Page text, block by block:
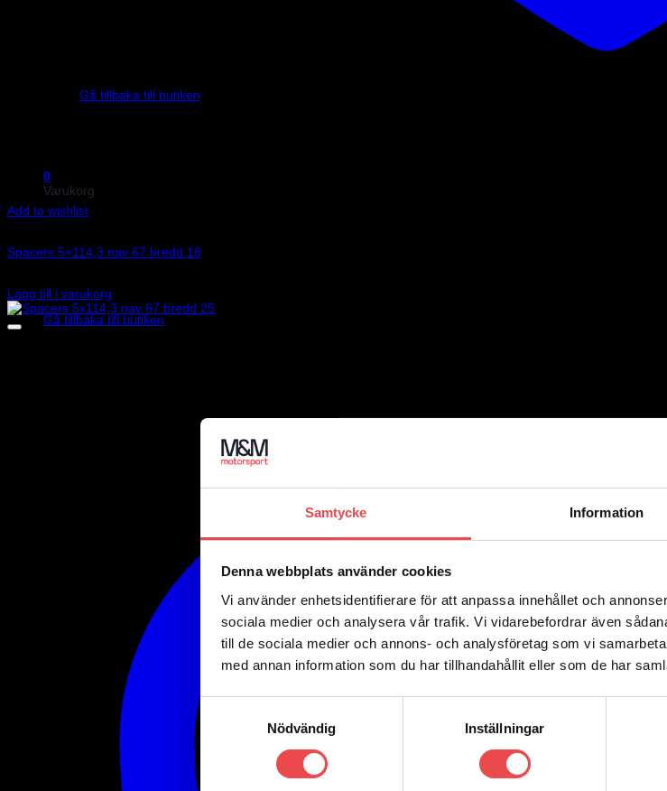
Samtycke Information
Denna webbplats använder cookies
Vi använder enhetsidentifierare för att anpassa innehållet och
sociala medier och analysera vår trafik. Vi vidarebefordrar även
till de sociala medier och annons- och analysföretag som vi
med annan information som du har tillhandahållit eller som de har
Nödvändig
Inställningar
Gå tillbaka till butiken
0
Varukorg
Inga produkter i varukorgen.
Gå tillbaka till butiken
Add to wishlist
Spacers 5×114,3 nav 67 bredd 16
Lägg till i varukorg